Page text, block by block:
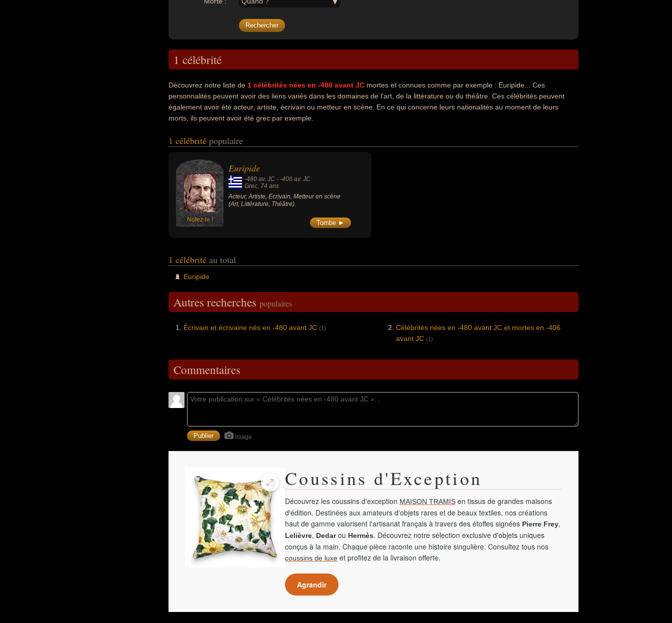
1 célébrité
Découvrez notre liste de 1 célébrités nées en -480 avant JC mortes et connues comme par exemple : Euripide... Ces
personnalités peuvent avoir des liens variés dans les domaines de l'art, de la littérature ou du théâtre. Ces célébrités peuvent
également avoir été acteur, artiste, écrivain ou metteur en scène. En ce qui concerne leurs nationalités au moment de leurs
morts, ils peuvent avoir été grec par exemple.
1 célébrité populaire
Notez-le !
Euripide
-480 av. JC - -406 av. JC
Grec, 74 ans
Acteur, Artiste, Écrivain, Metteur en scène
(Art, Littérature, Théâtre).
Tombe ►
1 célébrité au total
Euripide
Autres recherches populaires
Écrivain et écrivaine nés en -480 avant JC (1)
Célébrités nées en -480 avant JC et mortes en -406
avant JC (1)
Commentaires
Image
Coussins d'Exception
Découvrez les coussins d'exception MAISON TRAMIS en tissus de grandes maisons
d'édition. Destinées aux amateurs d'objets rares et de beaux textiles, nos créations
haut de gamme valorisent l'artisanat français à travers des étoffes signées Pierre Frey,
Lelièvre, Dedarou Hermès. Découvrez notre sélection exclusive d'objets uniques
conçus à la main. Chaque pièce raconte une histoire singulière. Consultez tous nos
coussins de luxe et profitez de la livraison offerte.
Agrandir